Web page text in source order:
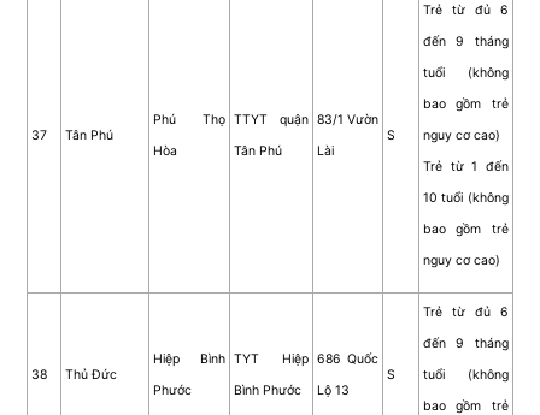
37 Tân Phú
Phú Thọ
Hòa
TTYT quận
Tân Phú
83/1 Vườn
Lài
S
Trẻ từ đủ 6
đến 9 tháng
tuổi (không
bao gồm trẻ
nguy cơ cao)
Trẻ từ 1 đến
10 tuổi (không
bao gồm trẻ
nguy cơ cao)
38 Thủ Đức
Hiệp Bình
Phước
TYT Hiệp
Bình Phước
686 Quốc
Lộ 13
S
Trẻ từ đủ 6
đến 9 tháng
tuổi (không
bao gồm trẻ